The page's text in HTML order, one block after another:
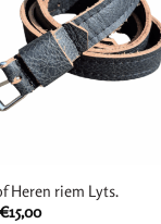
Heren riem Lyts.
Oorspronkelijke
€15,00Huidige